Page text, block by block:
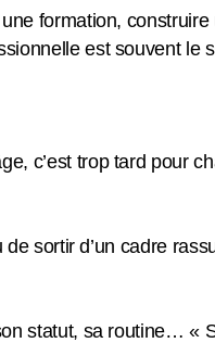
formation, construire
est souvent le
c’est trop tard pour
sortir d’un cadre
statut, sa routine… «